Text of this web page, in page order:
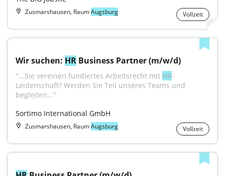
Zusmarshausen, RaumAugsburg Vollzeit
Wir suchen: HR Business Partner (m/w/d)
"...Sie vereinen fundiertes Arbeitsrecht mit HR-
Leidenschaft? Werden Sie Teil unseres Teams und
begleiten..."
Sortimo International GmbH
Zusmarshausen, RaumAugsburg Vollzeit